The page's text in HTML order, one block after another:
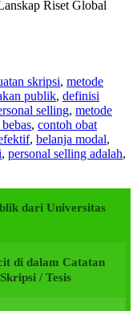
Riset Global
skripsi, metode
publik, definisi
selling, metode
, contoh obat
, belanja modal,
, personal selling adalah,
dari Universitas
di dalam Catatan
/ Tesis